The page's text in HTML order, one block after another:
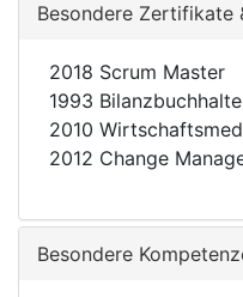
Besondere Zertifikate
2018 Scrum Master
1993
2010
2012 Change
Besondere